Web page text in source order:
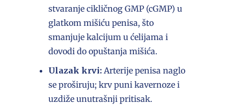
stvaranje cikličnog GMP (cGMP) u
glatkom mišiću penisa, što
smanjuje kalcijum u ćelijama i
dovodi do opuštanja mišića.
Ulazak krvi:Arterije penisa naglo
se proširuju; krv puni kavernoze i
uzdiže unutrašnji pritisak.